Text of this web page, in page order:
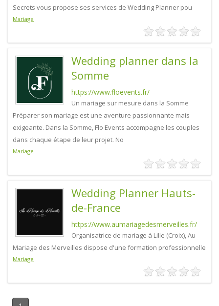
Secrets vous propose ses services de Wedding Planner pou
Mariage
Wedding planner dans la
Somme
https://www.floevents.fr/
Un mariage sur mesure dans la Somme
Préparer son mariage est une aventure passionnante mais
exigeante. Dans la Somme, Flo Events accompagne les couples
dans chaque étape de leur projet. No
Mariage
Wedding Planner Hauts-
de-France
https://www.aumariagedesmerveilles.fr/
Organisatrice de mariage à Lille (Croix), Au
Mariage des Merveilles dispose d'une formation professionnelle
Mariage